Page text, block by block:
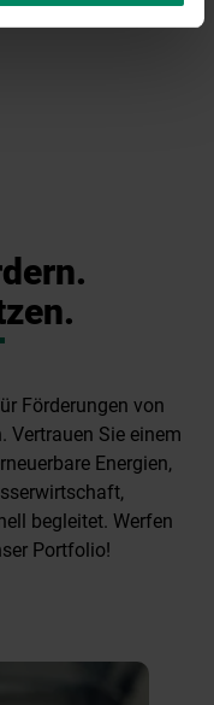
Förderungen von
Vertrauen Sie einem
Energien,
begleitet. Werfen
Portfolio!